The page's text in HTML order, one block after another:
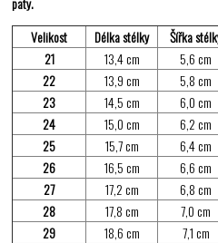
Velikost
Délka stélky
Šířka
21
13,4 cm
5,6 cm
22
13,9 cm
5,8 cm
23
14,5 cm
6,0 cm
24
15,0 cm
6,2 cm
25
15,7 cm
6,4 cm
26
16,5 cm
6,6 cm
27
17,2 cm
6,8 cm
28
17,8 cm
7,0 cm
29
18,6 cm
7,1 cm